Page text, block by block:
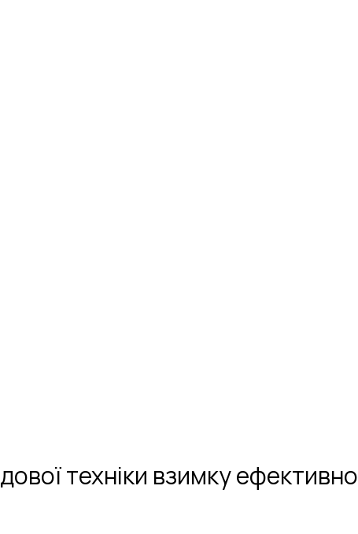
техніки взимку ефективно